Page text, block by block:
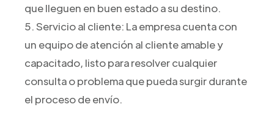
que lleguen en buen estado a su destino.
5. Servicio al cliente: La empresa cuenta con
un equipo de atención al cliente amable y
capacitado, listo para resolver cualquier
consulta o problema que pueda surgir durante
el proceso de envío.